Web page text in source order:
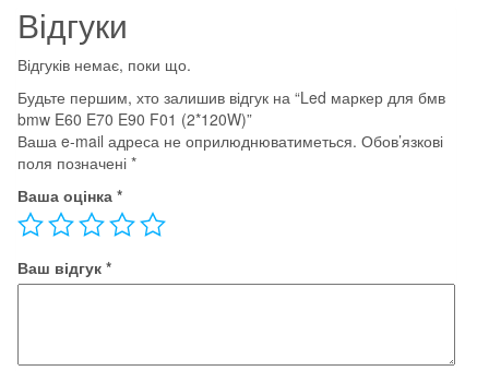
F01
(2*120W)
кількість
Відгуки
Відгуків немає, поки що.
Будьте першим, хто залишив відгук на “Led маркер для бмв
bmw E60 E70 E90 F01 (2*120W)”
Ваша e-mail адреса не оприлюднюватиметься. Обов’язкові
поля позначені *
Ваша оцінка *
Ваш відгук *